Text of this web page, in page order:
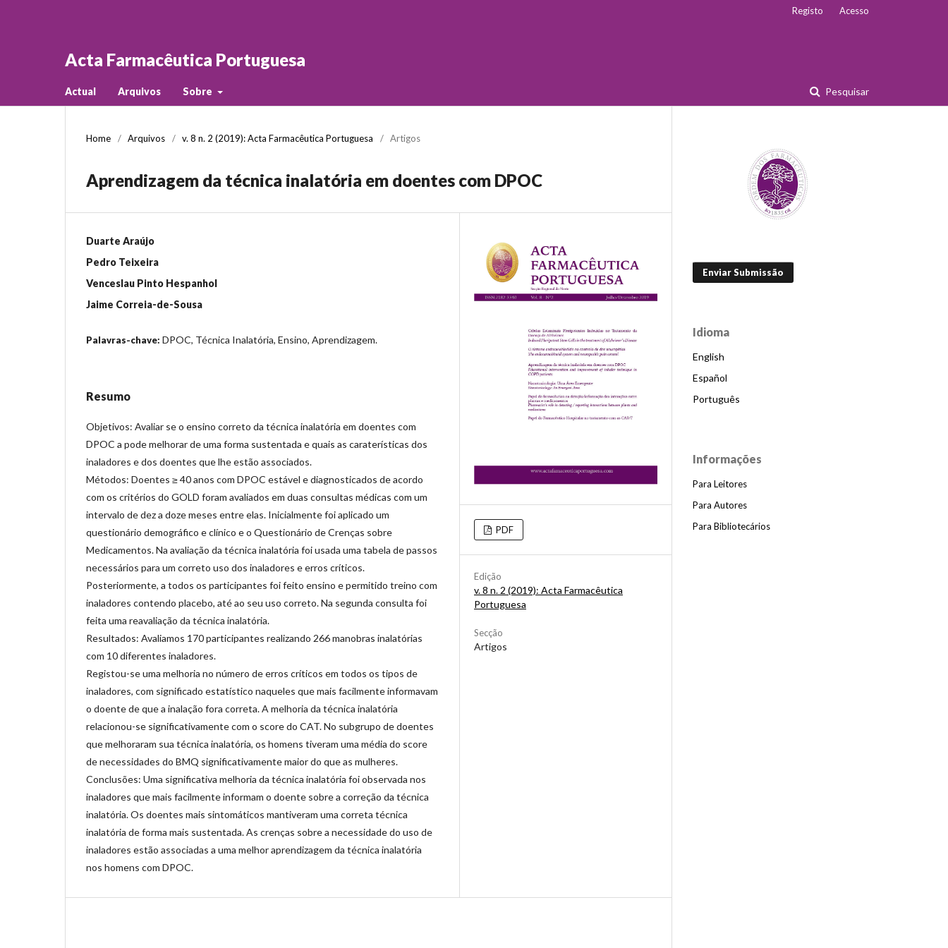
Acta Farmacêutica Portuguesa
Actual Arquivos Sobre Pesquisar
Registo Acesso
Home / Arquivos / v. 8 n. 2 (2019): Acta Farmacêutica Portuguesa / Artigos
Aprendizagem da técnica inalatória em doentes com DPOC
Duarte Araújo
Pedro Teixeira
Venceslau Pinto Hespanhol
Jaime Correia-de-Sousa
Palavras-chave: DPOC, Técnica Inalatória, Ensino, Aprendizagem.
Resumo
Objetivos: Avaliar se o ensino correto da técnica inalatória em doentes com
DPOC a pode melhorar de uma forma sustentada e quais as caraterísticas dos
inaladores e dos doentes que lhe estão associados.
Métodos: Doentes ≥ 40 anos com DPOC estável e diagnosticados de acordo
com os critérios do GOLD foram avaliados em duas consultas médicas com um
intervalo de dez a doze meses entre elas. Inicialmente foi aplicado um
questionário demográfico e clínico e o Questionário de Crenças sobre
Medicamentos. Na avaliação da técnica inalatória foi usada uma tabela de passos
necessários para um correto uso dos inaladores e erros críticos.
Posteriormente, a todos os participantes foi feito ensino e permitido treino com
inaladores contendo placebo, até ao seu uso correto. Na segunda consulta foi
feita uma reavaliação da técnica inalatória.
Resultados: Avaliamos 170 participantes realizando 266 manobras inalatórias
com 10 diferentes inaladores.
Registou-se uma melhoria no número de erros críticos em todos os tipos de
inaladores, com significado estatístico naqueles que mais facilmente informavam
o doente de que a inalação fora correta. A melhoria da técnica inalatória
relacionou-se significativamente com o score do CAT. No subgrupo de doentes
que melhoraram sua técnica inalatória, os homens tiveram uma média do score
de necessidades do BMQ significativamente maior do que as mulheres.
Conclusões: Uma significativa melhoria da técnica inalatória foi observada nos
inaladores que mais facilmente informam o doente sobre a correção da técnica
inalatória. Os doentes mais sintomáticos mantiveram uma correta técnica
inalatória de forma mais sustentada. As crenças sobre a necessidade do uso de
inaladores estão associadas a uma melhor aprendizagem da técnica inalatória
nos homens com DPOC.
PDF
Edição
v. 8 n. 2 (2019): Acta Farmacêutica
Portuguesa
Secção
Artigos
Enviar Submissão
Idioma
English
Español
Português
Informações
Para Leitores
Para Autores
Para Bibliotecários